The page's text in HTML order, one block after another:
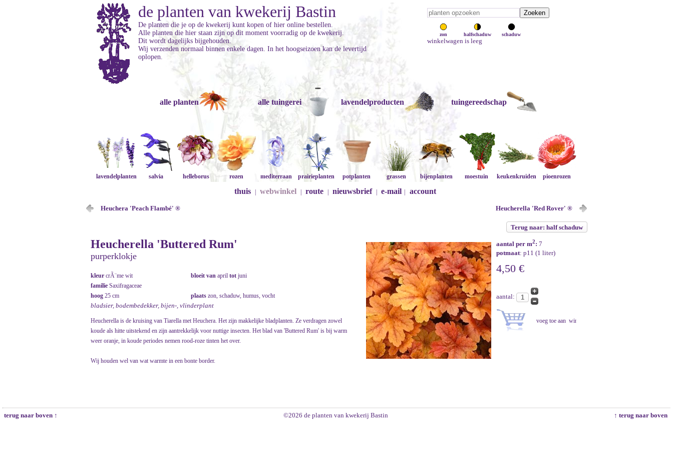
zon halfschaduw schaduw
winkelwagen is leeg
de planten van kwekerij Bastin
De planten die je op de kwekerij kunt kopen of hier online bestellen.
Alle planten die hier staan zijn op dit moment voorradig op de kwekerij.
Dit wordt dagelijks bijgehouden.
Wij verzenden normaal binnen enkele dagen. In het hoogseizoen kan de levertijd
oplopen.
alle planten alle tuingerei lavendelproducten tuingereedschap
lavendelplanten salvia helleborus rozen mediterraan prairieplanten potplanten grassen bijenplanten moestuin keukenkruiden pioenrozen
thuis webwinkel route nieuwsbrief e-mail account
Heuchera 'Peach Flambé' ® Heucherella 'Red Rover' ®
Terug naar: half schaduw
Heucherella 'Buttered Rum'
purperklokje
kleur crÃ¨me wit bloeit van april tot juni
familie Saxifragaceae
hoog 25 cm plaats zon, schaduw, humus, vocht
bladsier, bodembedekker, bijen-, vlinderplant
Heucherella is de kruising van Tiarella met Heuchera. Het zijn makkelijke bladplanten. Ze verdragen zowel
koude als hitte uitstekend en zijn aantrekkelijk voor nuttige insecten. Het blad van 'Buttered Rum' is bij warm
weer oranje, in koude periodes nemen rood-roze tinten het over.
Wij houden wel van wat warmte in een bonte border.
aantal per m2: 7
potmaat: p11 (1 liter)
4,50 €
aantal:
terug naar boven ↑ ©2026 de planten van kwekerij Bastin ↑ terug naar boven